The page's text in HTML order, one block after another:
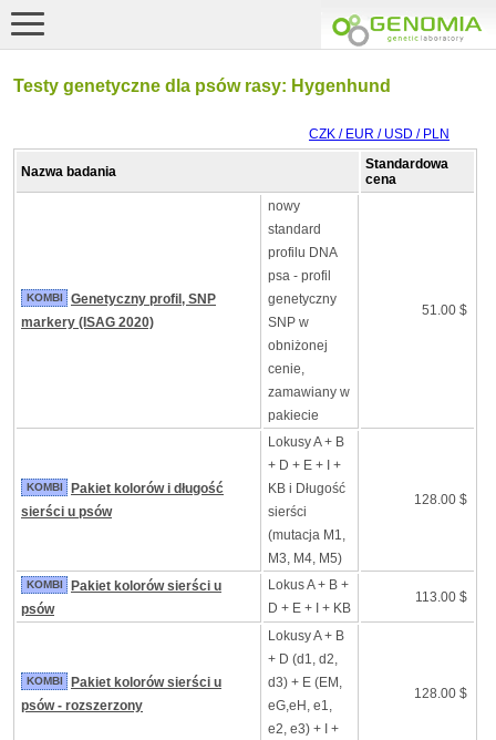
Testy genetyczne dla psów rasy: Hygenhund
CZK / EUR / USD / PLN
Nazwa badania
Standardowa
cena
KOMBI
Genetyczny profil, SNP
markery (ISAG 2020)
nowy
standard
profilu DNA
psa - profil
genetyczny
SNP w
obniżonej
cenie,
zamawiany w
pakiecie
51.00 $
KOMBI
Pakiet kolorów i długość
sierści u psów
Lokusy A + B
+ D + E + I +
KB i Długość
sierści
(mutacja M1,
M3, M4, M5)
128.00 $
KOMBI
Pakiet kolorów sierści u
psów
Lokus A + B +
D + E + I + KB
113.00 $
KOMBI
Pakiet kolorów sierści u
psów - rozszerzony
Lokusy A + B
+ D (d1, d2,
d3) + E (EM,
eG,eH, e1,
e2, e3) + I +
128.00 $